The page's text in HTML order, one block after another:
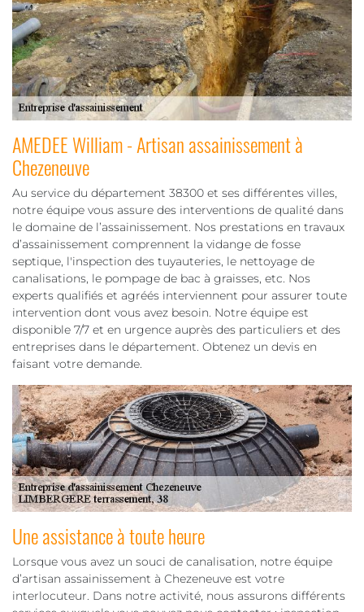
AMEDEE William - Artisan assainissement à
Chezeneuve
Au service du département 38300 et ses différentes villes,
notre équipe vous assure des interventions de qualité dans
le domaine de l’assainissement. Nos prestations en travaux
d’assainissement comprennent la vidange de fosse
septique, l'inspection des tuyauteries, le nettoyage de
canalisations, le pompage de bac à graisses, etc. Nos
experts qualifiés et agréés interviennent pour assurer toute
intervention dont vous avez besoin. Notre équipe est
disponible 7/7 et en urgence auprès des particuliers et des
entreprises dans le département. Obtenez un devis en
faisant votre demande.
Une assistance à toute heure
Lorsque vous avez un souci de canalisation, notre équipe
d’artisan assainissement à Chezeneuve est votre
interlocuteur. Dans notre activité, nous assurons différents